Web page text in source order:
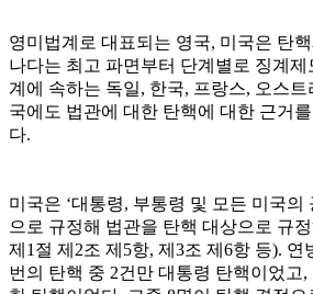
영미법계로 대표되는 영국, 미국은 탄
나다는 최고 파면부터 단계별로 징계
계에 속하는 독일, 한국, 프랑스, 오스
국에도 법관에 대한 탄핵에 대한 근거
다.
미국은 ‘대통령, 부통령 및 모든 미국의
으로 규정해 법관을 탄핵 대상으로 규
제1절 제2조 제5항, 제3조 제6항 등). 연
번의 탄핵 중 2건만 대통령 탄핵이었고,